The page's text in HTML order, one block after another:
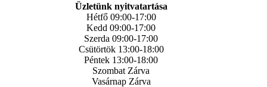
Üzletünk nyitvatartása
Hétfő 09:00-17:00
Kedd 09:00-17:00
Szerda 09:00-17:00
Csütörtök 13:00-18:00
Péntek 13:00-18:00
Szombat Zárva
Vasárnap Zárva